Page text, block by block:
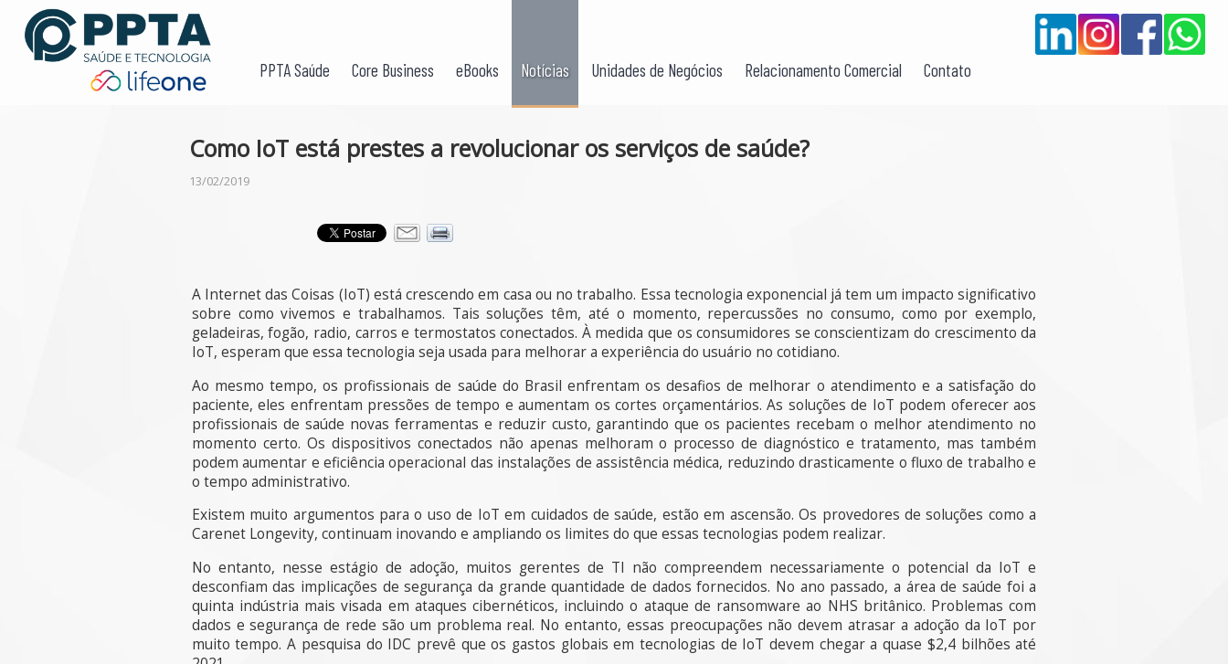
PPTA Saúde Core Business eBooks Notícias Unidades de Negócios Relacionamento Comercial Contato
Como IoT está prestes a revolucionar os serviços de saúde?
13/02/2019
A Internet das Coisas (IoT) está crescendo em casa ou no trabalho. Essa tecnologia exponencial já tem um impacto significativo
sobre como vivemos e trabalhamos. Tais soluções têm, até o momento, repercussões no consumo, como por exemplo,
geladeiras, fogão, radio, carros e termostatos conectados. À medida que os consumidores se conscientizam do crescimento da
IoT, esperam que essa tecnologia seja usada para melhorar a experiência do usuário no cotidiano.
Ao mesmo tempo, os profissionais de saúde do Brasil enfrentam os desafios de melhorar o atendimento e a satisfação do
paciente, eles enfrentam pressões de tempo e aumentam os cortes orçamentários. As soluções de IoT podem oferecer aos
profissionais de saúde novas ferramentas e reduzir custo, garantindo que os pacientes recebam o melhor atendimento no
momento certo. Os dispositivos conectados não apenas melhoram o processo de diagnóstico e tratamento, mas também
podem aumentar e eficiência operacional das instalações de assistência médica, reduzindo drasticamente o fluxo de trabalho e
o tempo administrativo.
Existem muito argumentos para o uso de IoT em cuidados de saúde, estão em ascensão. Os provedores de soluções como a
Carenet Longevity, continuam inovando e ampliando os limites do que essas tecnologias podem realizar.
No entanto, nesse estágio de adoção, muitos gerentes de TI não compreendem necessariamente o potencial da IoT e
desconfiam das implicações de segurança da grande quantidade de dados fornecidos. No ano passado, a área de saúde foi a
quinta indústria mais visada em ataques cibernéticos, incluindo o ataque de ransomware ao NHS britânico. Problemas com
dados e segurança de rede são um problema real. No entanto, essas preocupações não devem atrasar a adoção da IoT por
muito tempo. A pesquisa do IDC prevê que os gastos globais em tecnologias de IoT devem chegar a quase $2,4 bilhões até